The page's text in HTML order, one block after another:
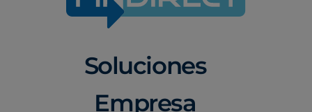
Soluciones
Empresa